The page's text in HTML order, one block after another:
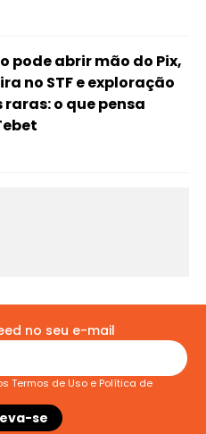
pode abrir mão do Pix,
no STF e exploração
o que pensa
no seu e-mail
Termos de Uso e Política de